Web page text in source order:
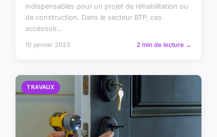
indispensables pour un projet de réhabilitation ou
de construction. Dans le secteur BTP, ces
accessoir...
10 janvier 2023 2 min de lecture →
TRAVAUX